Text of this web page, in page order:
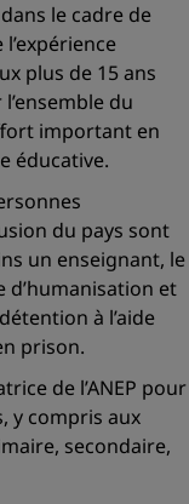
le cadre de
plus de 15 ans
du
important en
éducative.
du pays sont
un enseignant, le
d’humanisation et
à l’aide
prison.
de l’ANEP pour
y compris aux
secondaire,